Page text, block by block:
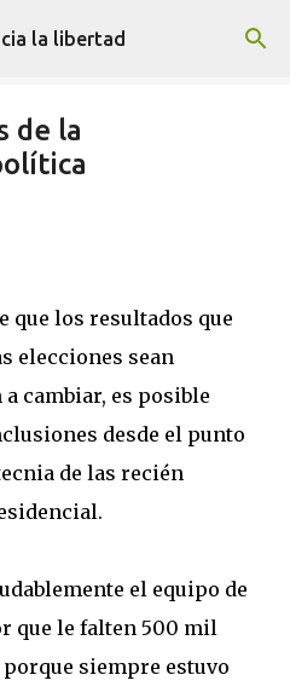
principal
la libertad
de la
que los resultados que
elecciones sean
cambiar, es posible
desde el punto
de las recién
el equipo de
que le falten 500 mil
siempre estuvo